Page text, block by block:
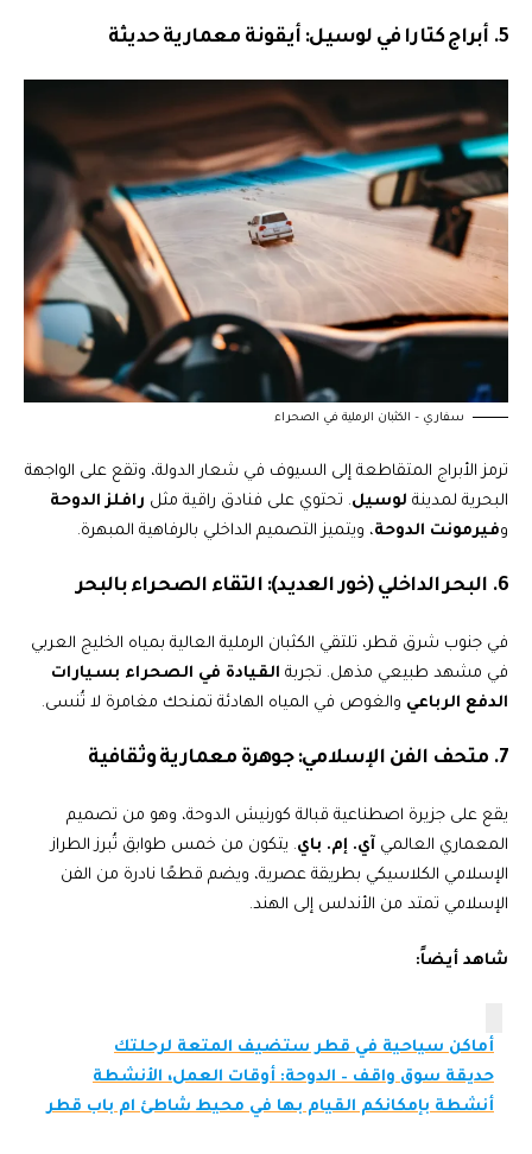
5. أبراج كتارا في لوسيل: أيقونة معمارية حديثة
سفاري – الكثبان الرملية في الصحراء
ترمز الأبراج المتقاطعة إلى السيوف في شعار الدولة، وتقع على الواجهة
البحرية لمدينة لوسيل. تحتوي على فنادق راقية مثل رافلز الدوحة
وفيرمونت الدوحة، ويتميز التصميم الداخلي بالرفاهية المبهرة.
6. البحر الداخلي (خور العديد): التقاء الصحراء بالبحر
في جنوب شرق قطر، تلتقي الكثبان الرملية العالية بمياه الخليج العربي
في مشهد طبيعي مذهل. تجربة القيادة في الصحراء بسيارات
الدفع الرباعي والغوص في المياه الهادئة تمنحك مغامرة لا تُنسى.
7. متحف الفن الإسلامي: جوهرة معمارية وثقافية
يقع على جزيرة اصطناعية قبالة كورنيش الدوحة، وهو من تصميم
المعماري العالمي آي. إم. باي. يتكون من خمس طوابق تُبرز الطراز
الإسلامي الكلاسيكي بطريقة عصرية، ويضم قطعًا نادرة من الفن
الإسلامي تمتد من الأندلس إلى الهند.
شاهد أيضاً:
أماكن سياحية في قطر ستضيف المتعة لرحلتك
حديقة سوق واقف – الدوحة: أوقات العمل، الأنشطة
أنشطة بإمكانكم القيام بها في محيط شاطئ ام باب قطر